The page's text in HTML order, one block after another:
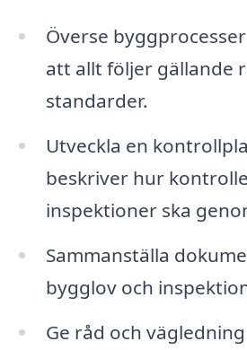
Överse
att allt följer gällande
standarder.
Utveckla en
beskriver hur
inspektioner ska
Sammanställa
bygglov och
Ge råd och